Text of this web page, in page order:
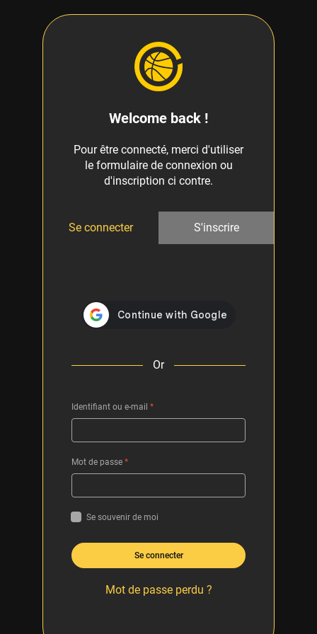
Welcome back !
Pour être connecté, merci d'utiliser
le formulaire de connexion ou
d'inscription ci contre.
Se connecter S'inscrire
Or
Identifiant ou e-mail *
Mot de passe *
Se souvenir de moi
Se connecter
Mot de passe perdu ?